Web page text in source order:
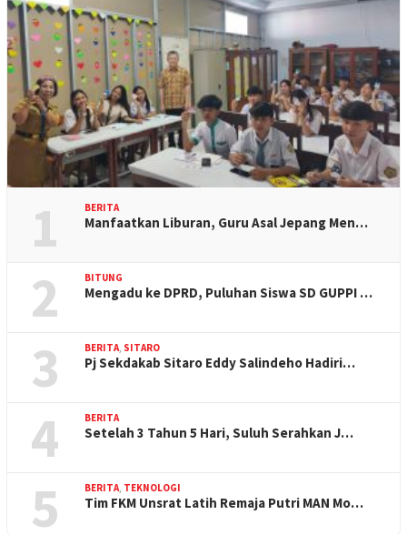
1 BERITA
Manfaatkan Liburan, Guru Asal Jepang Men…
2 BITUNG
Mengadu ke DPRD, Puluhan Siswa SD GUPPI …
3 BERITA SITARO
Pj Sekdakab Sitaro Eddy Salindeho Hadiri…
4 BERITA
Setelah 3 Tahun 5 Hari, Suluh Serahkan J…
5 BERITA TEKNOLOGI
Tim FKM Unsrat Latih Remaja Putri MAN Mo…